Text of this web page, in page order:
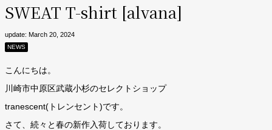
SWEAT T-shirt [alvana]
update: March 20, 2024
NEWS
こんにちは。
川崎市中原区武蔵小杉のセレクトショップ
tranescent(トレンセント)です。
さて、続々と春の新作入荷しております。